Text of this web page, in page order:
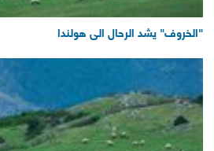
"الخروف" يشد الرحال الى هولندا